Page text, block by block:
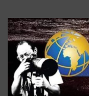
to
content